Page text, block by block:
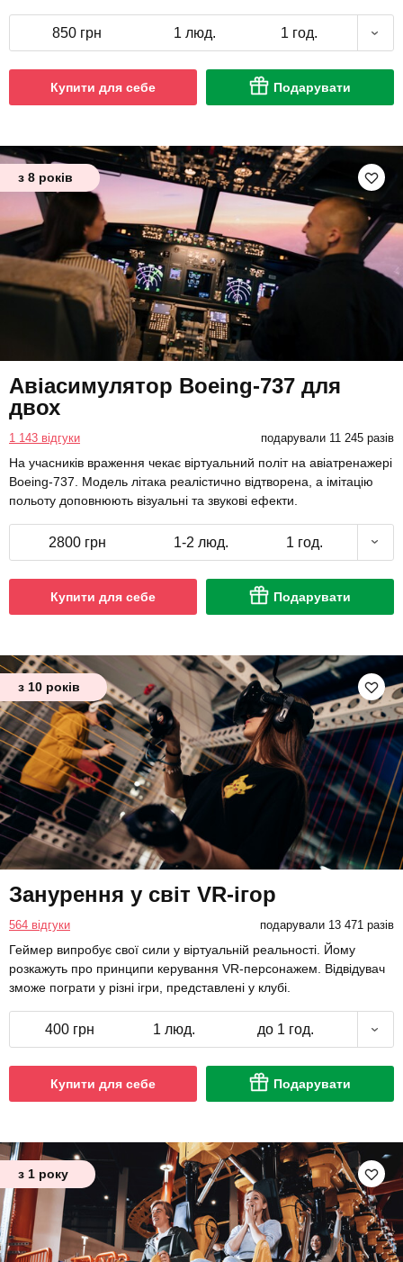
850 грн 1 люд. 1 год.
Купити для себе Подарувати
з 8 років
Авіасимулятор Boeing-737 для
двох
1 143 відгуки подарували 11 245 разів
На учасників враження чекає віртуальний політ на авіатренажері
Boeing-737. Модель літака реалістично відтворена, а імітацію
польоту доповнюють візуальні та звукові ефекти.
2800 грн 1-2 люд. 1 год.
Купити для себе Подарувати
з 10 років
Занурення у світ VR-ігор
564 відгуки подарували 13 471 разів
Геймер випробує свої сили у віртуальній реальності. Йому
розкажуть про принципи керування VR-персонажем. Відвідувач
зможе пограти у різні ігри, представлені у клубі.
400 грн 1 люд. до 1 год.
Купити для себе Подарувати
з 1 року